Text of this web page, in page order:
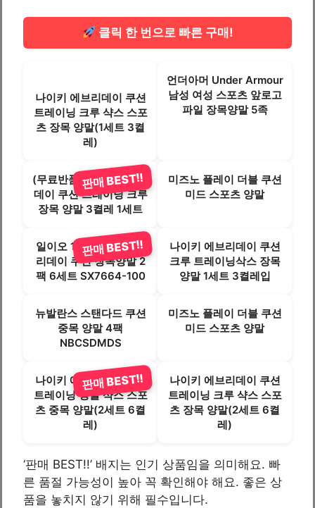
클릭 한 번으로 빠른 구매!
나이키 에브리데이 쿠션
트레이닝 크루 샥스 스포
츠 장목 양말(1세트 3켤
레)
언더아머 Under Armour
남성 여성 스포츠 앞로고
파일 장목양말 5족
(무료반품)나이키 에브리
데이 쿠션 트레이닝 크루
장목 양말 3켤레 1세트
판매 BEST!!
미즈노 플레이 더블 쿠션
미드 스포츠 양말
일이오 1+1 나이키 에브
리데이 쿠션 장목양말 2
팩 6세트 SX7664-100
판매 BEST!!
나이키 에브리데이 쿠션
크루 트레이닝삭스 장목
양말 1세트 3켤레입
뉴발란스 스탠다드 쿠션
중목 양말 4팩
NBCSDMDS
미즈노 플레이 더블 쿠션
미드 스포츠 양말
나이키 에브리데이 쿠션
트레이닝 앵클 샥스 스포
츠 중목 양말(2세트 6켤
레)
판매 BEST!!
나이키 에브리데이 쿠션
트레이닝 크루 샥스 스포
츠 장목 양말(2세트 6켤
레)
‘판매 BEST!!’ 배지는 인기 상품임을 의미해요. 빠
른 품절 가능성이 높아 꼭 확인해야 해요. 좋은 상
품을 놓치지 않기 위해 필수입니다.